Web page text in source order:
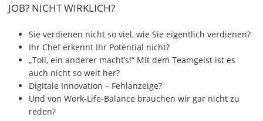
JOB? NICHT WIRKLICH?
Sie verdienen nicht so viel, wie Sie eigentlich verdienen?
Ihr Chef erkennt Ihr Potential nicht?
„Toll, ein anderer macht’s!“ Mit dem Teamgeist ist es
auch nicht so weit her?
Digitale Innovation – Fehlanzeige?
Und von Work-Life-Balance brauchen wir gar nicht zu
reden?